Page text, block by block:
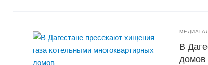
В
домов